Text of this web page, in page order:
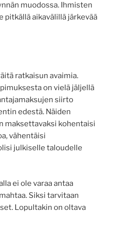
muodossa. Ihmisten
pitkällä aikavälillä järkevää
ratkaisun avaimia.
on vielä jäljellä
siirto
edestä. Näiden
maksettavaksi kohentaisi
vähentäisi
julkiselle taloudelle
ei ole varaa antaa
Siksi tarvitaan
Lopultakin on oltava